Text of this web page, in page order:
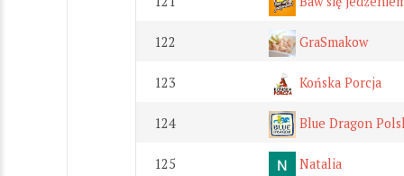
122 GraSmakow
123 Końska Porcja
124 Blue Dragon
125 Natalia